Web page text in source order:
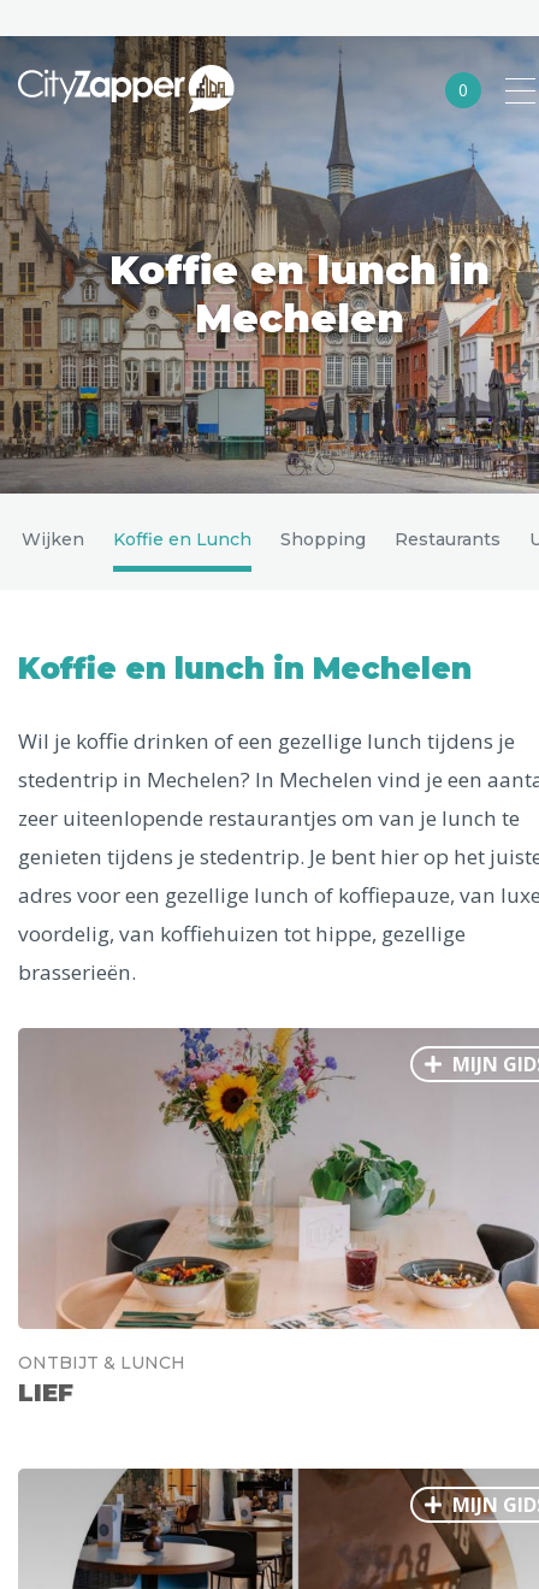
0
Alle steden
Nederland
België
Duitsland
Europa
Noord-Amerika
Azië
Andere wereldsteden
Uitgelichte bestemmingen
Phoenix
Dresden
Ålesund
Amsterdam Barcelona Dubai
Rome Mechelen Berlijn Venetië
Florence
Hong Kong München Wenen Budapest
Madrid
Vancouver
Koffie en lunch in
Mechelen
Wijken Koffie en Lunch Shopping Restaurants
Koffie en lunch in Mechelen
Wil je koffie drinken of een gezellige lunch tijdens je
stedentrip in Mechelen? In Mechelen vind je een
zeer uiteenlopende restaurantjes om van je lunch te
genieten tijdens je stedentrip. Je bent hier op het
adres voor een gezellige lunch of koffiepauze, van
voordelig, van koffiehuizen tot hippe, gezellige
brasserieën.
MIJN
ONTBIJT & LUNCH
LIEF
MIJN